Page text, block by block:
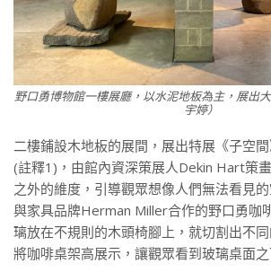
野口勇博物館一樓展廳，以水泥地板為主，展出
宇婷）
二樓鋪設木地板的展間，展出特展《子空間
(註釋1)，由館內資深策展人Dekin Hart策
之外的維度，引導觀眾想像人們無法看見
與家具品牌Herman Miller合作的野口勇咖
璃放在不規則的木頭椅腳上，就切割出不
將咖啡桌架高展示，讓觀眾看到玻璃桌面之